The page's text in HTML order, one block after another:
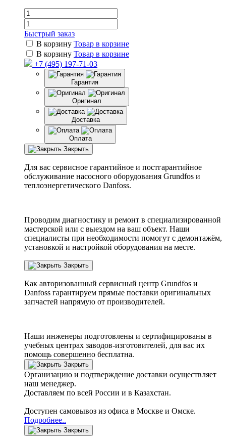
Быстрый заказ
В корзину Товар в корзине
В корзину Товар в корзине
+7 (495) 197-71-03
Гарантия
Оригинал
Доставка
Оплата
Закрыть
Для вас сервисное гарантийное и постгарантийное
обслуживание насосного оборудования Grundfos и
теплоэнергетического Danfoss.
Проводим диагностику и ремонт в специализированной
мастерской или с выездом на ваш объект. Наши
специалисты при необходимости помогут с демонтажём,
установкой и настройкой оборудования на месте.
Закрыть
Как авторизованный сервисный центр Grundfos и
Danfoss гарантируем прямые поставки оригинальных
запчастей напрямую от производителей.
Наши инженеры подготовлены и сертифицированы в
учебных центрах заводов-изготовителей, для вас их
помощь совершенно бесплатна.
Закрыть
Организацию и подтверждение доставки осуществляет
наш менеджер.
Доставляем по всей России и в Казахстан.
Доступен самовывоз из офиса в Москве и Омске.
Подробнее..
Закрыть